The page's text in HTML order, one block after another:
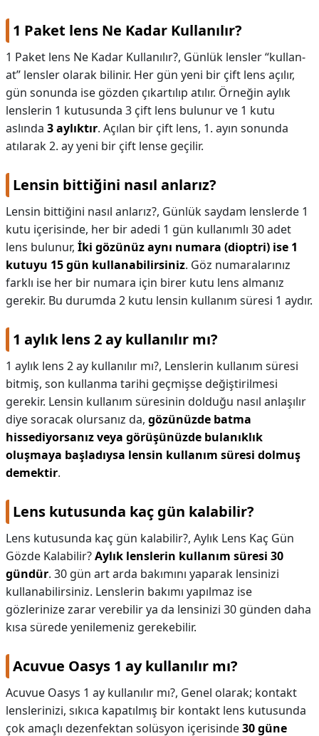
1 Paket lens Ne Kadar Kullanılır?
1 Paket lens Ne Kadar Kullanılır?, Günlük lensler “kullan-
at” lensler olarak bilinir. Her gün yeni bir çift lens açılır,
gün sonunda ise gözden çıkartılıp atılır. Örneğin aylık
lenslerin 1 kutusunda 3 çift lens bulunur ve 1 kutu
aslında 3 aylıktır. Açılan bir çift lens, 1. ayın sonunda
atılarak 2. ay yeni bir çift lense geçilir.
Lensin bittiğini nasıl anlarız?
Lensin bittiğini nasıl anlarız?, Günlük saydam lenslerde 1
kutu içerisinde, her bir adedi 1 gün kullanımlı 30 adet
lens bulunur, İki gözünüz aynı numara (dioptri) ise 1
kutuyu 15 gün kullanabilirsiniz. Göz numaralarınız
farklı ise her bir numara için birer kutu lens almanız
gerekir. Bu durumda 2 kutu lensin kullanım süresi 1 aydır.
1 aylık lens 2 ay kullanılır mı?
1 aylık lens 2 ay kullanılır mı?, Lenslerin kullanım süresi
bitmiş, son kullanma tarihi geçmişse değiştirilmesi
gerekir. Lensin kullanım süresinin dolduğu nasıl anlaşılır
diye soracak olursanız da, gözünüzde batma
hissediyorsanız veya görüşünüzde bulanıklık
oluşmaya başladıysa lensin kullanım süresi dolmuş
demektir.
Lens kutusunda kaç gün kalabilir?
Lens kutusunda kaç gün kalabilir?, Aylık Lens Kaç Gün
Gözde Kalabilir?Aylık lenslerin kullanım süresi 30
gündür. 30 gün art arda bakımını yaparak lensinizi
kullanabilirsiniz. Lenslerin bakımı yapılmaz ise
gözlerinize zarar verebilir ya da lensinizi 30 günden daha
kısa sürede yenilemeniz gerekebilir.
Acuvue Oasys 1 ay kullanılır mı?
Acuvue Oasys 1 ay kullanılır mı?, Genel olarak; kontakt
lenslerinizi, sıkıca kapatılmış bir kontakt lens kutusunda
çok amaçlı dezenfektan solüsyon içerisinde30 güne